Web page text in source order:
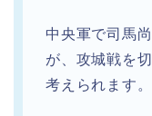
中央軍で司馬
が、攻城戦を
考えられます。